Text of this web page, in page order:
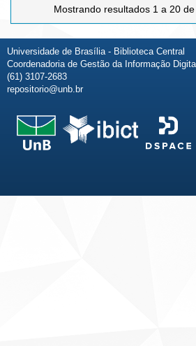
Mostrando resultados 1 a 20
Universidade de Brasília - Biblioteca Central
Coordenadoria de Gestão da Informação
(61) 3107-2683
repositorio@unb.br